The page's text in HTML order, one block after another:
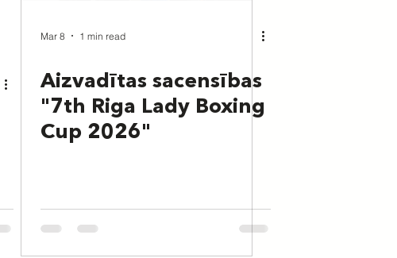
Mar 8 1 min read
Aizvadītas sacensības
"7th Riga Lady Boxing
Cup 2026"